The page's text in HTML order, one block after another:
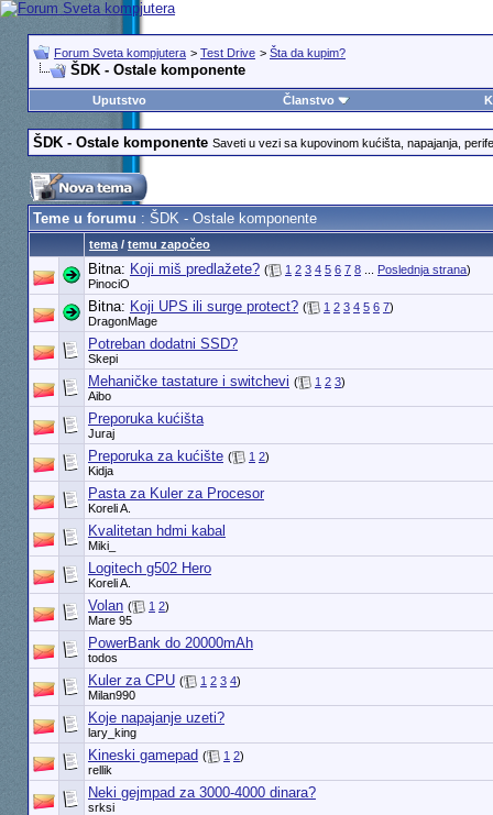
Forum Sveta kompjutera > Test Drive > Šta da kupim?
ŠDK - Ostale komponente
Uputstvo Članstvo
ŠDK - Ostale komponente Saveti u vezi sa kupovinom kućišta, napajanja,
Teme u forumu: ŠDK - Ostale komponente
tema/ temu započeo
Bitna: Koji miš predlažete? ( 1 2 3 4 5 6 7 8... Poslednja strana)
PinociO
Bitna: Koji UPS ili surge protect? ( 1 2 3 4 5 6 7)
DragonMage
Potreban dodatni SSD?
Skepi
Mehaničke tastature i switchevi ( 1 2 3)
Aibo
Preporuka kućišta
Juraj
Preporuka za kućište ( 1 2)
Kidja
Pasta za Kuler za Procesor
Koreli A.
Kvalitetan hdmi kabal
Miki_
Logitech g502 Hero
Koreli A.
Volan ( 1 2)
Mare 95
PowerBank do 20000mAh
todos
Kuler za CPU ( 1 2 3 4)
Milan990
Koje napajanje uzeti?
lary_king
Kineski gamepad ( 1 2)
rellik
Neki gejmpad za 3000-4000 dinara?
srksi